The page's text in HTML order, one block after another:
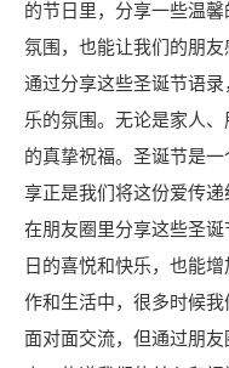
的节日里，分享一些温
氛围，也能让我们的朋友
通过分享这些圣诞节语
乐的氛围。无论是家人
的真挚祝福。圣诞节是
享正是我们将这份爱传递
在朋友圈里分享这些圣
日的喜悦和快乐，也能
作和生活中，很多时候我
面对面交流，但通过朋